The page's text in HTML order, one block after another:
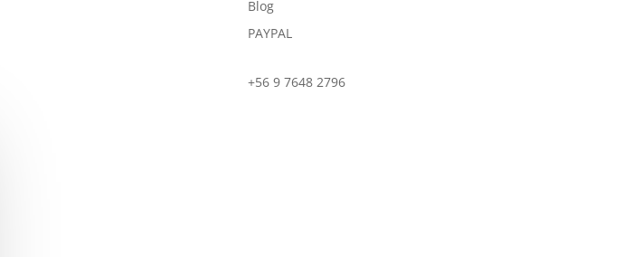
Blog
PAYPAL
+56 9 7648 2796